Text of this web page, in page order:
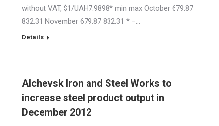
without VAT, $1/UAH7.9898* min max October 679.87
832.31 November 679.87 832.31 * –…
Details
Alchevsk Iron and Steel Works to
increase steel product output in
December 2012